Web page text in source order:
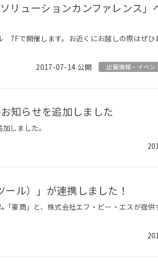
7Fで開催します。お近くにお越しの際はぜひ
2017-07-14
出展情報・イベン
お知らせを追加しました
しました。
ール）」が連携しました！
豪商」と、株式会社エフ・ビー・エスが提